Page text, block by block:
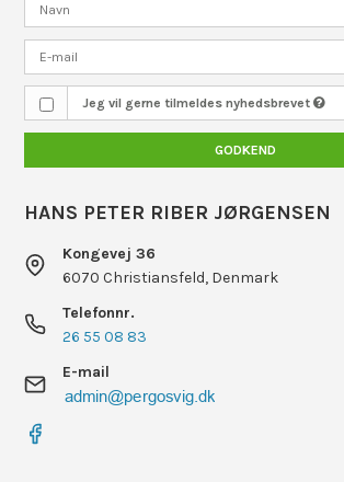
Jeg vil gerne tilmeldes nyhedsbrevet
GODKEND
HANS PETER RIBER JØRGENSEN
Kongevej 36
6070 Christiansfeld, Denmark
Telefonnr.
26 55 08 83
E-mail